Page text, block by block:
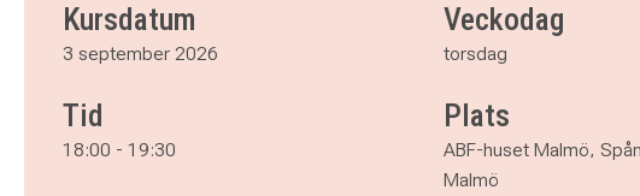
Kursdatum
3 september 2026
Veckodag
torsdag
Tid
18:00 - 19:30
Plats
ABF-huset Malmö,
Malmö